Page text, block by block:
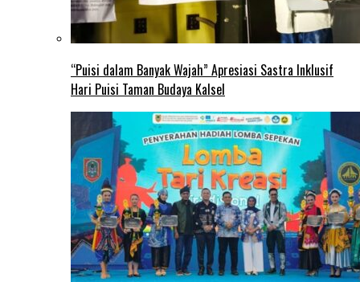
“Puisi dalam Banyak Wajah” Apresiasi Sastra Inklusif
Hari Puisi Taman Budaya Kalsel